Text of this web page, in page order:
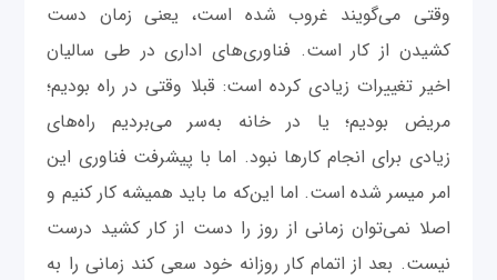
وقتی می‌گویند غروب شده است، یعنی زمان دست
کشیدن از کار است. فناوری‌های اداری در طی سالیان
اخیر تغییرات زیادی کرده است: قبلا وقتی در راه بودیم؛
مریض بودیم؛ یا در خانه به‌سر می‌بردیم راه‌های
زیادی برای انجام کارها نبود. اما با پیشرفت فناوری این
امر میسر شده است. اما این‌که ما باید همیشه کار کنیم و
اصلا نمی‌توان زمانی از روز را دست از کار کشید درست
نیست. بعد از اتمام کار روزانه خود سعی کند زمانی را به